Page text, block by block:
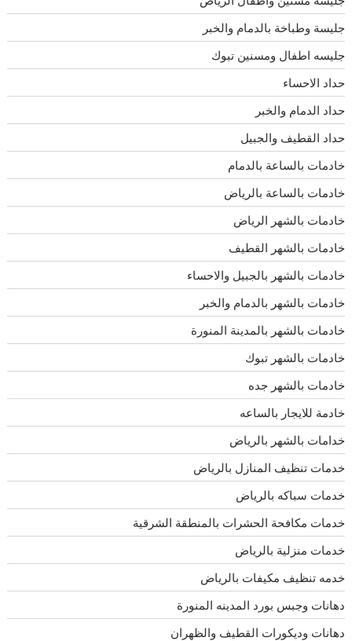
جليسة وطباخة بالدمام والخبر
جليسه اطفال ومسنين تبوك
حداد الاحساء
حداد الدمام والخبر
حداد القطيف والجبيل
خادمات بالساعة بالدمام
خادمات بالساعة بالرياض
خادمات بالشهر الرياض
خادمات بالشهر القطيف
خادمات بالشهر بالجبيل والاحساء
خادمات بالشهر بالدمام والخبر
خادمات بالشهر بالمدينة المنورة
خادمات بالشهر تبوك
خادمات بالشهر جده
خادمة للايجار بالساعه
خدامات بالشهر بالرياض
خدمات تنظيف المنازل بالرياض
خدمات سباكه بالرياض
خدمات مكافحة الحشرات بالمنطقة الشرقية
خدمات منزلية بالرياض
خدمه تنظيف مكيفات بالرياض
دهانات وجبس بورد المدينه المنورة
دهانات وديكورات القطيف والظهران